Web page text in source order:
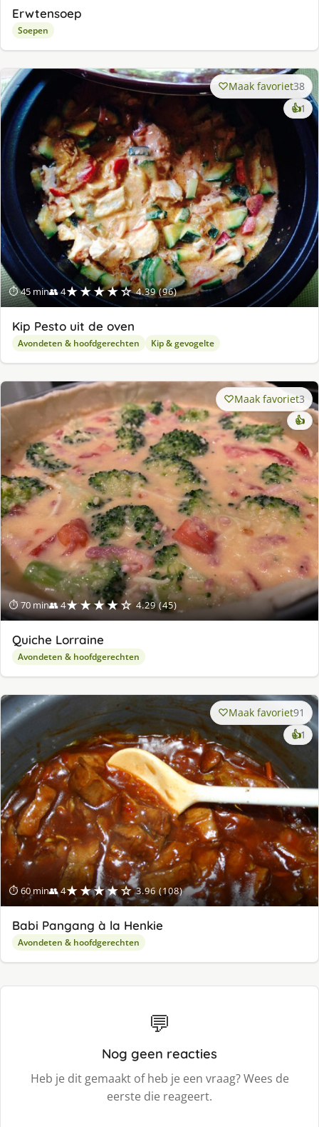
Erwtensoep
Soepen
⏱ 45 min👥 4★★★★☆ 4.39 (96)
Maak favoriet38
👍1
Kip Pesto uit de oven
Avondeten & hoofdgerechten Kip & gevogelte
⏱ 70 min👥 4★★★★☆ 4.29 (45)
Maak favoriet3
👍
Quiche Lorraine
Avondeten & hoofdgerechten
⏱ 60 min👥 4★★★★☆ 3.96 (108)
Maak favoriet91
👍1
Babi Pangang à la Henkie
Avondeten & hoofdgerechten
💬
Nog geen reacties
Heb je dit gemaakt of heb je een vraag? Wees de
eerste die reageert.